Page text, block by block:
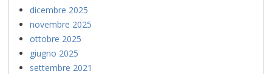
dicembre 2025
novembre 2025
ottobre 2025
giugno 2025
settembre 2021